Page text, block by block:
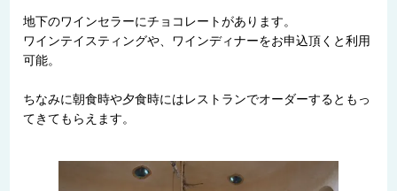
地下のワインセラーにチョコレートがあります。
ワインテイスティングや、ワインディナーをお申込頂くと利用
可能。
ちなみに朝食時や夕食時にはレストランでオーダーするともっ
てきてもらえます。